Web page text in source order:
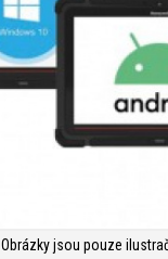
Obrázky jsou pouze